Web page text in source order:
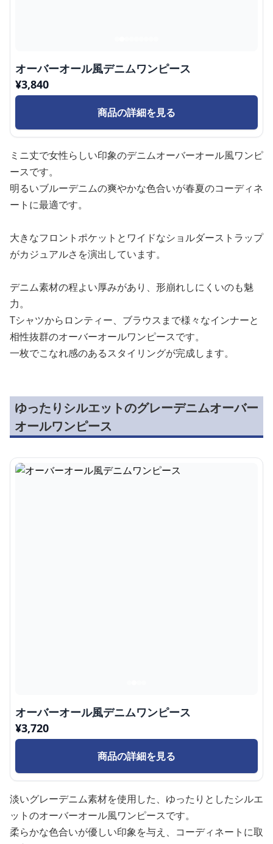
オーバーオール風デニムワンピース
¥3,840
商品の詳細を見る
ミニ丈で女性らしい印象のデニムオーバーオール風ワンピ
ースです。
明るいブルーデニムの爽やかな色合いが春夏のコーディネ
ートに最適です。
大きなフロントポケットとワイドなショルダーストラップ
がカジュアルさを演出しています。
デニム素材の程よい厚みがあり、形崩れしにくいのも魅
力。
Tシャツからロンティー、ブラウスまで様々なインナーと
相性抜群のオーバーオールワンピースです。
一枚でこなれ感のあるスタイリングが完成します。
ゆったりシルエットのグレーデニムオーバー
オールワンピース
オーバーオール風デニムワンピース
¥3,720
商品の詳細を見る
淡いグレーデニム素材を使用した、ゆったりとしたシルエ
ットのオーバーオール風ワンピースです。
柔らかな色合いが優しい印象を与え、コーディネートに取